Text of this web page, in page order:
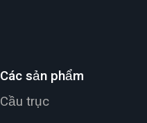
Các sản phẩm
Cầu trục